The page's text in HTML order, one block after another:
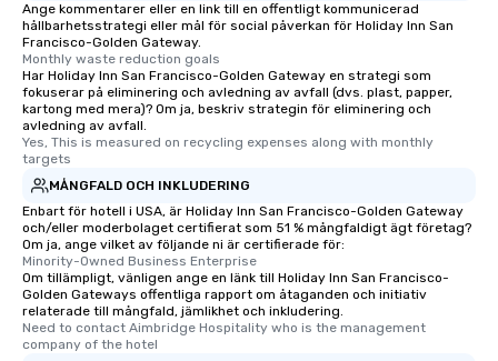
Ange kommentarer eller en link till en offentligt kommunicerad
hållbarhetsstrategi eller mål för social påverkan för Holiday Inn San
Francisco-Golden Gateway.
Monthly waste reduction goals
Har Holiday Inn San Francisco-Golden Gateway en strategi som
fokuserar på eliminering och avledning av avfall (dvs. plast, papper,
kartong med mera)? Om ja, beskriv strategin för eliminering och
avledning av avfall.
Yes, This is measured on recycling expenses along with monthly
targets
MÅNGFALD OCH INKLUDERING
Enbart för hotell i USA, är Holiday Inn San Francisco-Golden Gateway
och/eller moderbolaget certifierat som 51 % mångfaldigt ägt företag?
Om ja, ange vilket av följande ni är certifierade för:
Minority-Owned Business Enterprise
Om tillämpligt, vänligen ange en länk till Holiday Inn San Francisco-
Golden Gateways offentliga rapport om åtaganden och initiativ
relaterade till mångfald, jämlikhet och inkludering.
Need to contact Aimbridge Hospitality who is the management
company of the hotel